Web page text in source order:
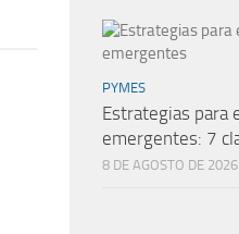
PYMES
Estrategias para
emergentes: 7
8 DE AGOSTO DE 2026